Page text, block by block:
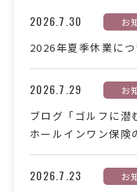
2026.7.30 お
2026年夏季休業につ
2026.7.29 お
ブログ「ゴルフに潜
ホールインワン保険
2026.7.23 お